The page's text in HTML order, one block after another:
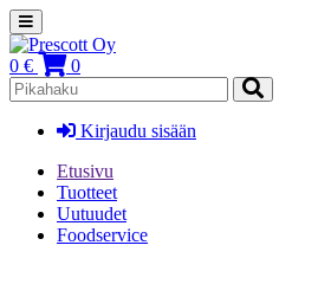
0 € 0
Kirjaudu sisään
Etusivu
Tuotteet
Uutuudet
Foodservice